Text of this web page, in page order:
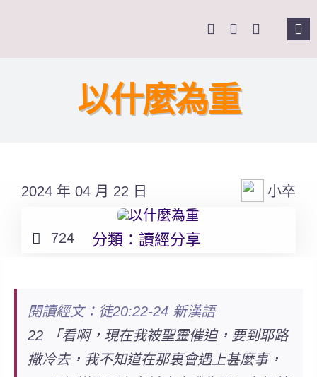
Search
以什麼為重
2024 年 04 月 22 日 小卒
724 分類：讀經分享
閱讀經文：徒20:22-24 新漢語
22 「看啊，現在我被聖靈催迫，要到耶路
撒冷去，我不知道在那裏會遇上甚麼事，